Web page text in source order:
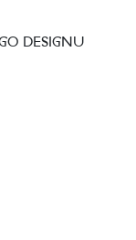
DESIGNU